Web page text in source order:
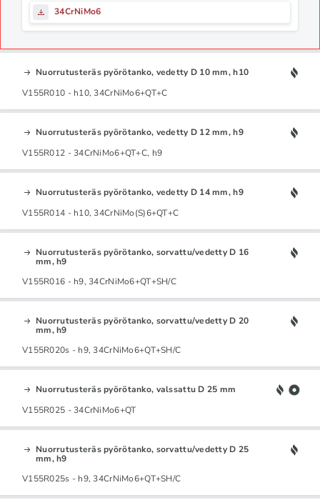
34CrNiMo6
Nuorrutusteräs pyörötanko, vedetty D 10 mm, h10
V155R010 - h10, 34CrNiMo6+QT+C
Nuorrutusteräs pyörötanko, vedetty D 12 mm, h9
V155R012 - 34CrNiMo6+QT+C, h9
Nuorrutusteräs pyörötanko, vedetty D 14 mm, h9
V155R014 - h10, 34CrNiMo(S)6+QT+C
Nuorrutusteräs pyörötanko, sorvattu/vedetty D 16
mm, h9
V155R016 - h9, 34CrNiMo6+QT+SH/C
Nuorrutusteräs pyörötanko, sorvattu/vedetty D 20
mm, h9
V155R020s - h9, 34CrNiMo6+QT+SH/C
Nuorrutusteräs pyörötanko, valssattu D 25 mm
V155R025 - 34CrNiMo6+QT
Nuorrutusteräs pyörötanko, sorvattu/vedetty D 25
mm, h9
V155R025s - h9, 34CrNiMo6+QT+SH/C